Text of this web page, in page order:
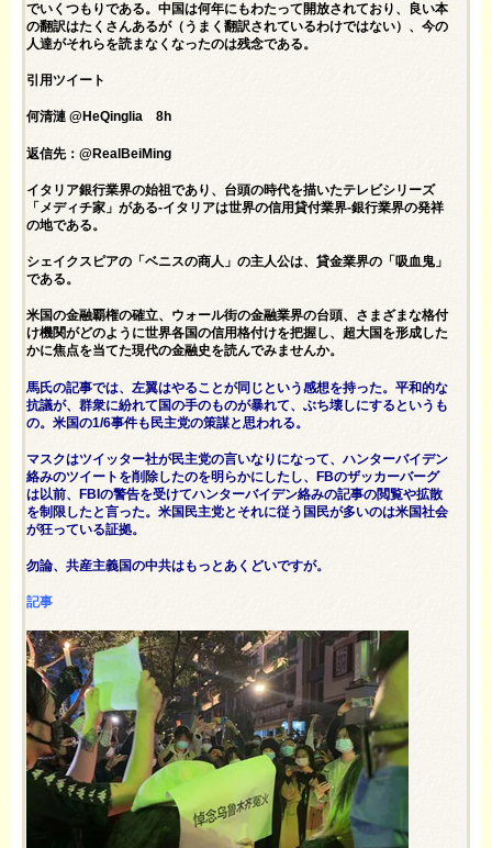
でいくつもりである。中国は何年にもわたって開放されており、良い本
の翻訳はたくさんあるが（うまく翻訳されているわけではない）、今の
人達がそれらを読まなくなったのは残念である。
引用ツイート
何清漣 @HeQinglia 8h
返信先：@RealBeiMing
イタリア銀行業界の始祖であり、台頭の時代を描いたテレビシリーズ
「メディチ家」がある-イタリアは世界の信用貸付業界-銀行業界の発祥
の地である。
シェイクスピアの「ベニスの商人」の主人公は、貸金業界の「吸血鬼」
である。
米国の金融覇権の確立、ウォール街の金融業界の台頭、さまざまな格付
け機関がどのように世界各国の信用格付けを把握し、超大国を形成した
かに焦点を当てた現代の金融史を読んでみませんか。
馬氏の記事では、左翼はやることが同じという感想を持った。平和的な
抗議が、群衆に紛れて国の手のものが暴れて、ぶち壊しにするというも
の。米国の1/6事件も民主党の策謀と思われる。
マスクはツイッター社が民主党の言いなりになって、ハンターバイデン
絡みのツイートを削除したのを明らかにしたし、FBのザッカーバーグ
は以前、FBIの警告を受けてハンターバイデン絡みの記事の閲覧や拡散
を制限したと言った。米国民主党とそれに従う国民が多いのは米国社会
が狂っている証拠。
勿論、共産主義国の中共はもっとあくどいですが。
記事